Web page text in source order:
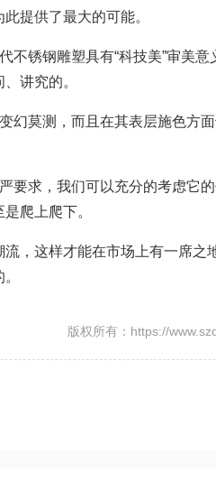
提供了最大的可能。
不锈钢雕塑具有“科技美”审美
讲究的。
幻莫测，而且在其表层施色方
要求，我们可以充分的考虑它
爬上爬下。
，这样才能在市场上有一席之
版权所有：https://